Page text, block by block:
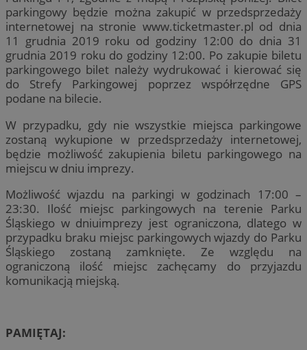
parkingowy będzie można zakupić w przedsprzedaży
internetowej na stronie www.ticketmaster.pl od dnia
11 grudnia 2019 roku od godziny 12:00 do dnia 31
grudnia 2019 roku do godziny 12:00. Po zakupie biletu
parkingowego bilet należy wydrukować i kierować się
do Strefy Parkingowej poprzez współrzędne GPS
podane na bilecie.
W przypadku, gdy nie wszystkie miejsca parkingowe
zostaną wykupione w przedsprzedaży internetowej,
będzie możliwość zakupienia biletu parkingowego na
miejscu w dniu imprezy.
Możliwość wjazdu na parkingi w godzinach 17:00 –
23:30. Ilość miejsc parkingowych na terenie Parku
Śląskiego w dniuimprezy jest ograniczona, dlatego w
przypadku braku miejsc parkingowych wjazdy do Parku
Śląskiego zostaną zamknięte. Ze względu na
ograniczoną ilość miejsc zachęcamy do przyjazdu
komunikacją miejską.
PAMIĘTAJ: